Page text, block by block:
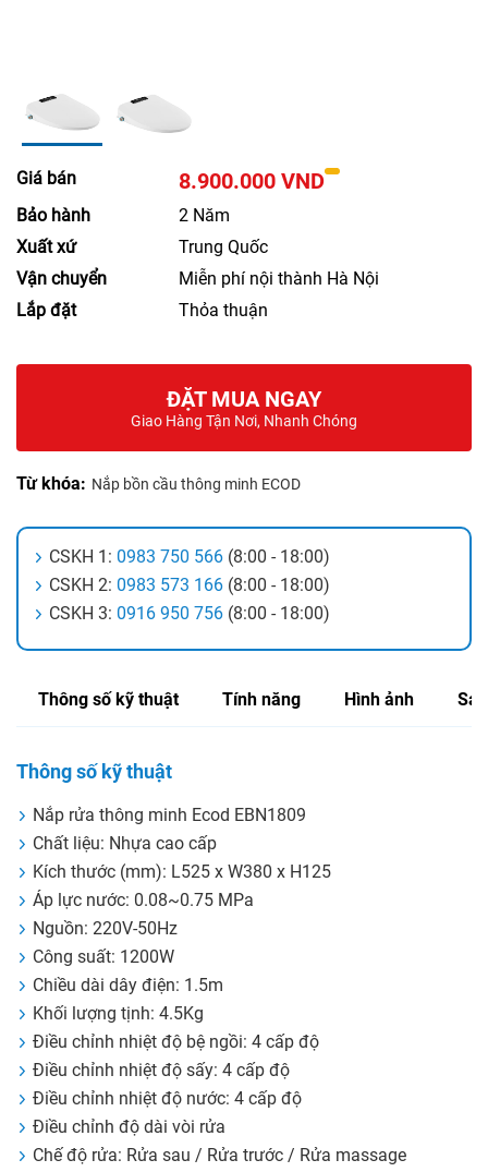
Giá bán 8.900.000 VND
Bảo hành
2 Năm
Xuất xứ
Trung Quốc
Vận chuyển
Miễn phí nội thành Hà Nội
Lắp đặt
Thỏa thuận
ĐẶT MUA NGAY
Giao Hàng Tận Nơi, Nhanh Chóng
Từ khóa: Nắp bồn cầu thông minh ECOD
CSKH 1: 0983 750 566 (8:00 - 18:00)
CSKH 2: 0983 573 166 (8:00 - 18:00)
CSKH 3: 0916 950 756 (8:00 - 18:00)
Thông số kỹ thuật Tính năng Hình ảnh
Thông số kỹ thuật
Nắp rửa thông minh Ecod EBN1809
Chất liệu: Nhựa cao cấp
Kích thước (mm): L525 x W380 x H125
Áp lực nước: 0.08~0.75 MPa
Nguồn: 220V-50Hz
Công suất: 1200W
Chiều dài dây điện: 1.5m
Khối lượng tịnh: 4.5Kg
Điều chỉnh nhiệt độ bệ ngồi: 4 cấp độ
Điều chỉnh nhiệt độ sấy: 4 cấp độ
Điều chỉnh nhiệt độ nước: 4 cấp độ
Điều chỉnh độ dài vòi rửa
Chế độ rửa: Rửa sau / Rửa trước / Rửa massage